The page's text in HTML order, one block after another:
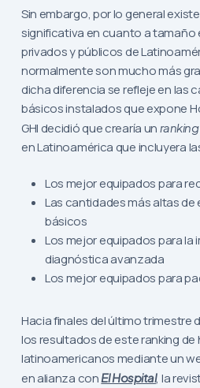
Sin embargo, por lo general
significativa en cuanto a tamaño
privados y públicos de
normalmente son mucho más
dicha diferencia se refleje en las
básicos instalados que expone
GHI decidió que crearía un ranking
en Latinoamérica que incluyera
Los mejor equipados para
Las cantidades más altas
básicos
Los mejor equipados para la
diagnóstica avanzada
Los mejor equipados para
Hacia finales del último trimestre
los resultados de este ranking
latinoamericanos mediante un
en alianza conEl Hospital, la